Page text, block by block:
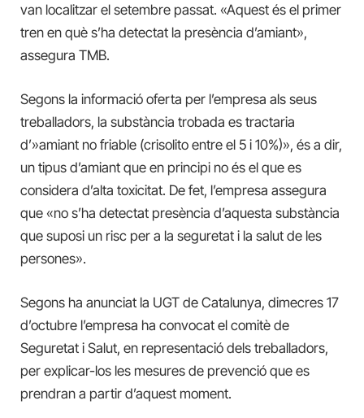
van localitzar el setembre passat. «Aquest és el primer
tren en què s’ha detectat la presència d’amiant»,
assegura TMB.
Segons la informació oferta per l’empresa als seus
treballadors, la substància trobada es tractaria
d’»amiant no friable (crisolito entre el 5 i 10%)», és a dir,
un tipus d’amiant que en principi no és el que es
considera d’alta toxicitat. De fet, l’empresa assegura
que «no s’ha detectat presència d’aquesta substància
que suposi un risc per a la seguretat i la salut de les
persones».
Segons ha anunciat la UGT de Catalunya, dimecres 17
d’octubre l’empresa ha convocat el comitè de
Seguretat i Salut, en representació dels treballadors,
per explicar-los les mesures de prevenció que es
prendran a partir d’aquest moment.